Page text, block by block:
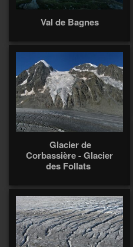
Val de Bagnes
Glacier de
Corbassière - Glacier
des Follats